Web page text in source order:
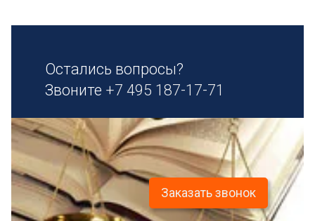
Остались вопросы?
Звоните +7 495 187-17-71
Заказать звонок